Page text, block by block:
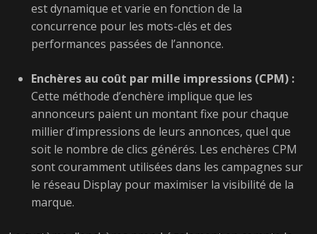
est dynamique et varie en fonction de la
concurrence pour les mots-clés et des
performances passées de l’annonce.
Enchères au coût par mille impressions (CPM) :
Cette méthode d’enchère implique que les
annonceurs paient un montant fixe pour chaque
millier d’impressions de leurs annonces, quel que
soit le nombre de clics générés. Les enchères CPM
sont couramment utilisées dans les campagnes sur
le réseau Display pour maximiser la visibilité de la
marque.